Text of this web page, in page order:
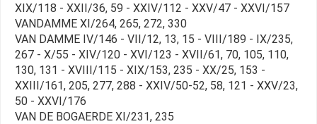
XIX/118 - XXII/36, 59 - XXIV/112 - XXV/47 - XXVI/157
VANDAMME XI/264, 265, 272, 330
VAN DAMME IV/146 - VII/12, 13, 15 - VIII/189 - IX/235,
267 - X/55 - XIV/120 - XVI/123 - XVII/61, 70, 105, 110,
130, 131 - XVIII/115 - XIX/153, 235 - XX/25, 153 -
XXIII/161, 205, 277, 288 - XXIV/50-52, 58, 121 - XXV/23,
50 - XXVI/176
VAN DE BOGAERDE XI/231, 235